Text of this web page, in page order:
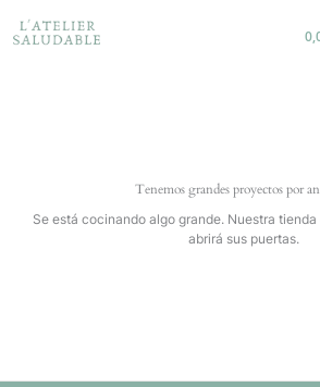
contenido
Tenemos grandes proyectos por
Se está cocinando algo grande. Nuestra
abrirá sus puertas.